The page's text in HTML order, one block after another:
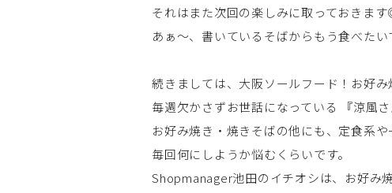
それはまた次回の楽しみに取っておきま
あぁ～、書いているそばからもう食べたい
続きましては、大阪ソールフード！お好み
毎週欠かさずお世話になっている 『涼風
お好み焼き・焼きそばの他にも、定食系
毎回何にしようか悩むくらいです。
Shopmanager池田のイチオシは、お好み